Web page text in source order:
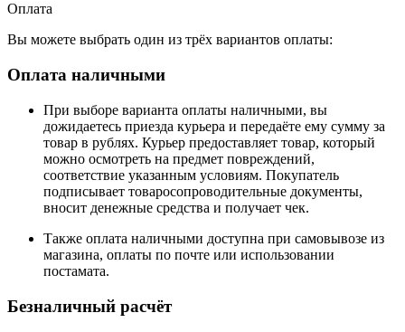
Оплата
Вы можете выбрать один из трёх вариантов оплаты:
Оплата наличными
При выборе варианта оплаты наличными, вы
дожидаетесь приезда курьера и передаёте ему сумму за
товар в рублях. Курьер предоставляет товар, который
можно осмотреть на предмет повреждений,
соответствие указанным условиям. Покупатель
подписывает товаросопроводительные документы,
вносит денежные средства и получает чек.
Также оплата наличными доступна при самовывозе из
магазина, оплаты по почте или использовании
постамата.
Безналичный расчёт